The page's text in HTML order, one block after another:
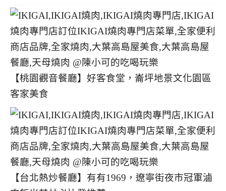
【桃園觀音餐廳】好客食堂，崙坪地景文化園區
客家美食
【台北熱炒餐廳】有有1969，遼寧街夜市冠軍滷